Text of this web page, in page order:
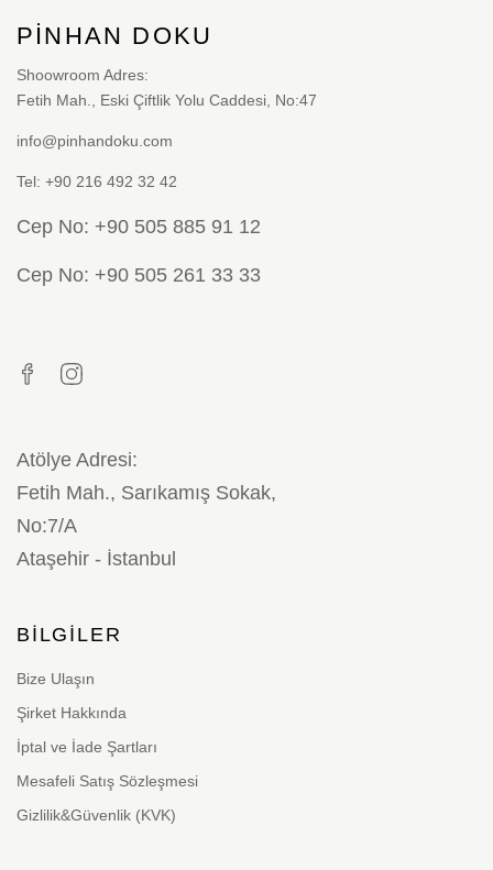
PINHAN DOKU
Shoowroom Adres:
Fetih Mah., Eski Çiftlik Yolu Caddesi, No:47
info@pinhandoku.com
Tel: +90 216 492 32 42
Cep No: +90 505 885 91 12
Cep No: +90 505 261 33 33
Atölye Adresi:
Fetih Mah., Sarıkamış Sokak,
No:7/A
Ataşehir - İstanbul
BILGILER
Bize Ulaşın
Şirket Hakkında
İptal ve İade Şartları
Mesafeli Satış Sözleşmesi
Gizlilik&Güvenlik (KVK)